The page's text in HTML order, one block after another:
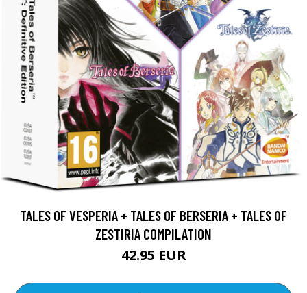
TALES OF VESPERIA + TALES OF BERSERIA + TALES OF
ZESTIRIA COMPILATION
42.95 EUR